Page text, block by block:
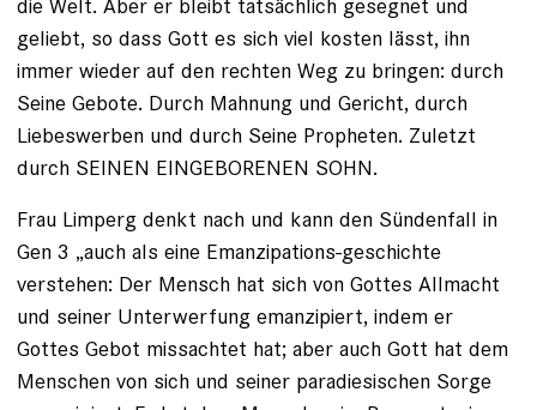
die Welt. Aber er bleibt tatsächlich gesegnet und
geliebt, so dass Gott es sich viel kosten lässt, ihn
immer wieder auf den rechten Weg zu bringen: durch
Seine Gebote. Durch Mahnung und Gericht, durch
Liebeswerben und durch Seine Propheten. Zuletzt
durch SEINEN EINGEBORENEN SOHN.
Frau Limperg denkt nach und kann den Sündenfall in
Gen 3 „auch als eine Emanzipations-geschichte
verstehen: Der Mensch hat sich von Gottes Allmacht
und seiner Unterwerfung emanzipiert, indem er
Gottes Gebot missachtet hat; aber auch Gott hat dem
Menschen von sich und seiner paradiesischen Sorge